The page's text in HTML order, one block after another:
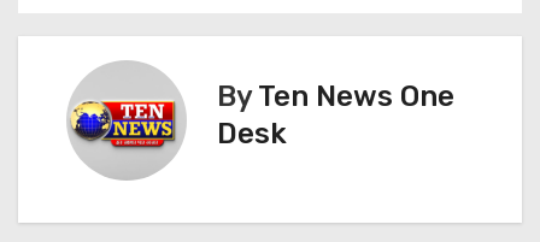
v
ByTen News One
Desk